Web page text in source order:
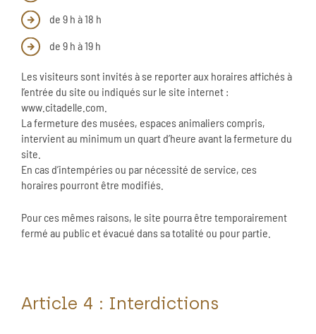
de 9 h à 18 h
de 9 h à 19 h
Les visiteurs sont invités à se reporter aux horaires affichés à
l’entrée du site ou indiqués sur le site internet :
www.citadelle.com.
La fermeture des musées, espaces animaliers compris,
intervient au minimum un quart d’heure avant la fermeture du
site.
En cas d’intempéries ou par nécessité de service, ces
horaires pourront être modifiés.
Pour ces mêmes raisons, le site pourra être temporairement
fermé au public et évacué dans sa totalité ou pour partie.
Article 4 : Interdictions